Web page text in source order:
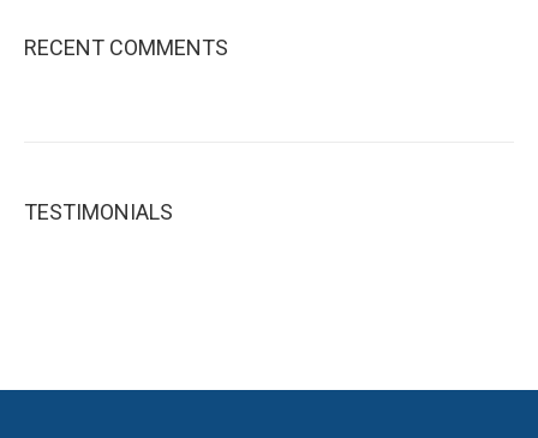
RECENT COMMENTS
TESTIMONIALS